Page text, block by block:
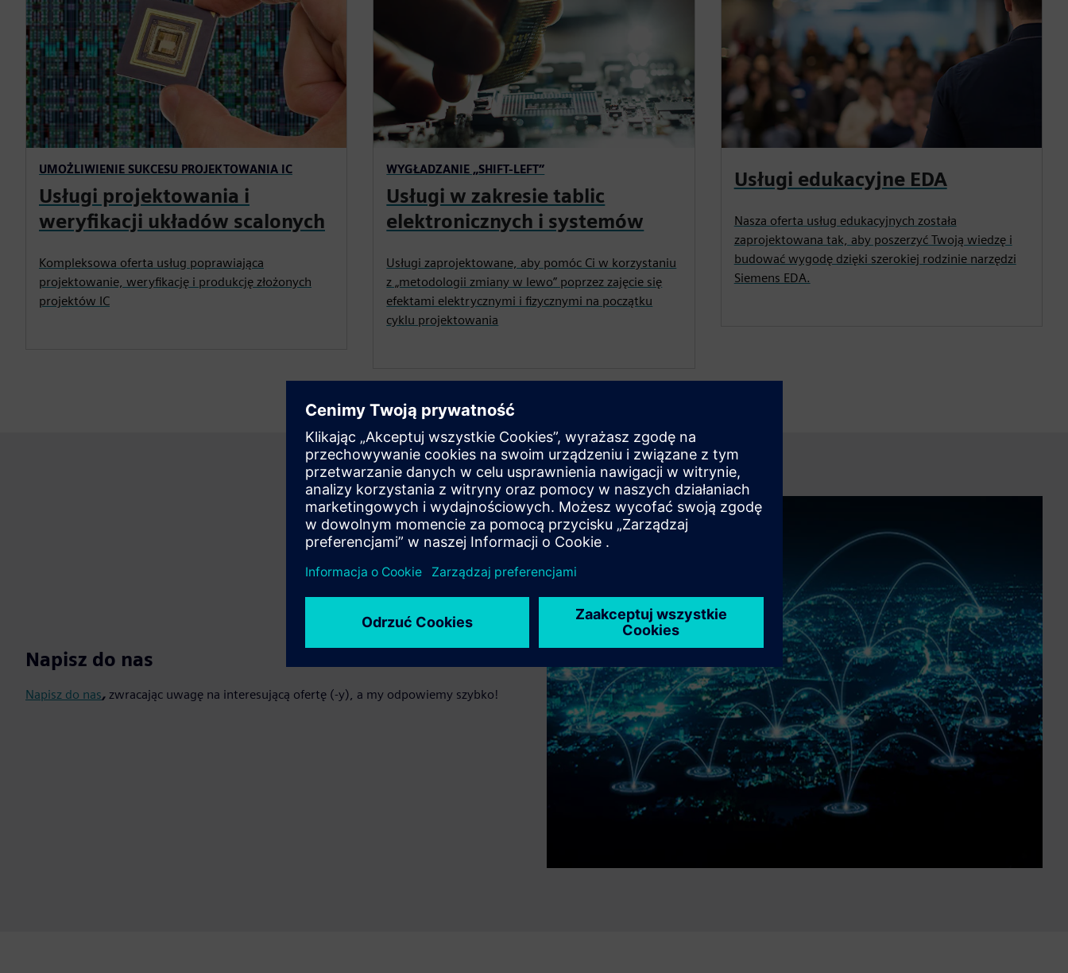
UMOŻLIWIENIE SUKCESU PROJEKTOWANIA IC
Usługi projektowania i
weryfikacji układów scalonych
Kompleksowa oferta usług poprawiająca
projektowanie, weryfikację i produkcję złożonych
projektów IC
WYGŁADZANIE „SHIFT-LEFT”
Usługi w zakresie tablic
elektronicznych i systemów
Usługi zaprojektowane, aby pomóc Ci w korzystaniu
z „metodologii zmiany w lewo” poprzez zajęcie się
efektami elektrycznymi i fizycznymi na początku
cyklu projektowania
Usługi edukacyjne EDA
Nasza oferta usług edukacyjnych została
zaprojektowana tak, aby poszerzyć Twoją wiedzę i
budować wygodę dzięki szerokiej rodzinie narzędzi
Siemens EDA.
Napisz do nas
Napisz do nas, zwracając uwagę na interesującą ofertę (-y), a my odpowiemy szybko!